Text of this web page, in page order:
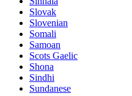
Slovak
Slovenian
Somali
Samoan
Scots Gaelic
Shona
Sindhi
Sundanese